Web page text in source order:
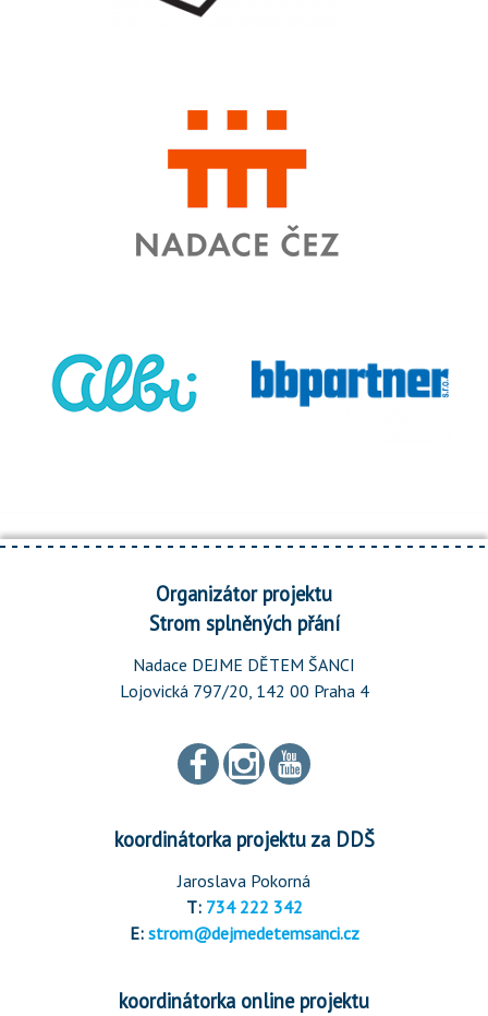
Organizátor projektu
Strom splněných přání
Nadace DEJME DĚTEM ŠANCI
Lojovická 797/20, 142 00 Praha 4
koordinátorka projektu za DDŠ
Jaroslava Pokorná
T: 734 222 342
E: strom@dejmedetemsanci.cz
koordinátorka online projektu